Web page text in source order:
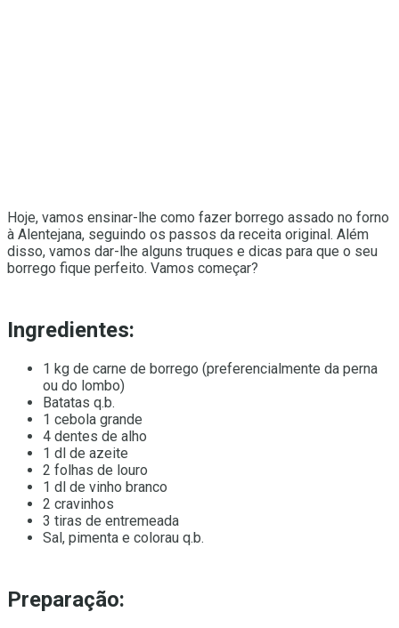
Hoje, vamos ensinar-lhe como fazer borrego assado no forno
à Alentejana, seguindo os passos da receita original. Além
disso, vamos dar-lhe alguns truques e dicas para que o seu
borrego fique perfeito. Vamos começar?
Ingredientes:
1 kg de carne de borrego (preferencialmente da perna
ou do lombo)
Batatas q.b.
1 cebola grande
4 dentes de alho
1 dl de azeite
2 folhas de louro
1 dl de vinho branco
2 cravinhos
3 tiras de entremeada
Sal, pimenta e colorau q.b.
Preparação: